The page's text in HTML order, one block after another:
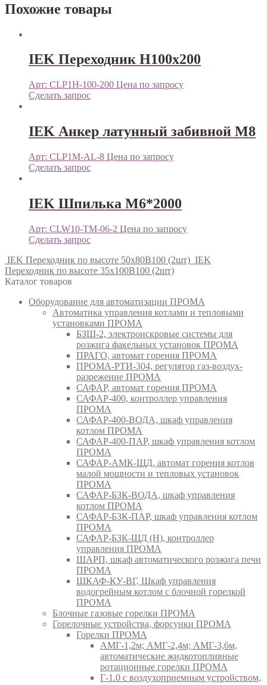
Похожие товары
IEK Переходник Н100х200
Арт: CLP1H-100-200 Цена по запросу
Сделать запрос
IEK Анкер латунный забивной М8
Арт: CLP1M-AL-8 Цена по запросу
Сделать запрос
IEK Шпилька М6*2000
Арт: CLW10-TM-06-2 Цена по запросу
Сделать запрос
IEK Переходник по высоте 50x80B100 (2шт) IEK
Переходник по высоте 35x100B100 (2шт)
Каталог товаров
Оборудование для автоматизации ПРОМА
Автоматика управления котлами и тепловыми
установками ПРОМА
БЗШ-2, электроискровые системы для
розжига факельных установок ПРОМА
ПРАГО, автомат горения ПРОМА
ПРОМА-РТИ-304, регулятор газ-воздух-
разрежение ПРОМА
САФАР, автомат горения ПРОМА
САФАР-400, контроллер управления
ПРОМА
САФАР-400-ВОДА, шкаф управления
котлом ПРОМА
САФАР-400-ПАР, шкаф управления котлом
ПРОМА
САФАР-АМК-ЩД, автомат горения котлов
малой мощности и тепловых установок
ПРОМА
САФАР-БЗК-ВОДА, шкаф управления
котлом ПРОМА
САФАР-БЗК-ПАР, шкаф управления котлом
ПРОМА
САФАР-БЗК-ЩД (Н), контроллер
управления ПРОМА
ШАРП, шкаф автоматического розжига печи
ПРОМА
ШКАФ-КУ-ВГ, Шкаф управления
водогрейным котлом с блочной горелкой
ПРОМА
Блочные газовые горелки ПРОМА
Горелочные устройства, форсунки ПРОМА
Горелки ПРОМА
АМГ-1,2м; АМГ-2,4м; АМГ-3,6м,
автоматические жидкотопливные
ротационные горелки ПРОМА
Г-1.0 с воздухоприемным устройством,